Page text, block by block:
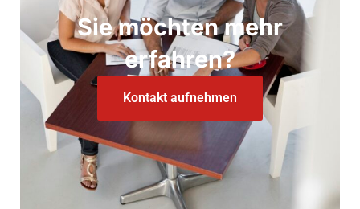
Sie möchten mehr
erfahren?
Kontakt aufnehmen